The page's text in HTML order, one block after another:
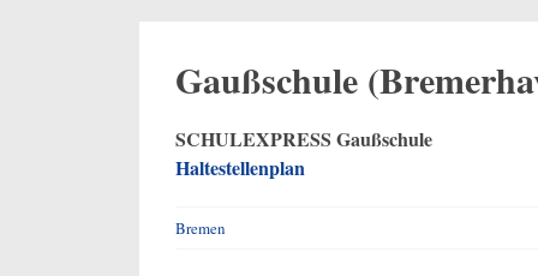
Gaußschule
SCHULEXPRESS Gaußschule
Haltestellenplan
Bremen